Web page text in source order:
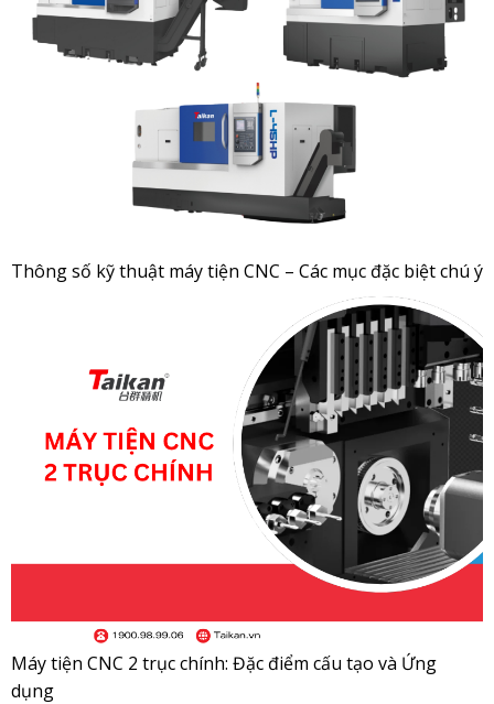
Thông số kỹ thuật máy tiện CNC – Các mục đặc biệt chú ý
Máy tiện CNC 2 trục chính: Đặc điểm cấu tạo và Ứng
dụng